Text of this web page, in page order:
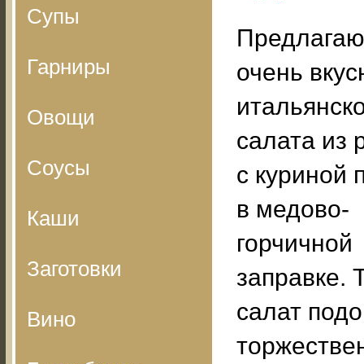
Супы
Гарниры
Овощи
Соусы
Каши
Заготовки
Вино
очень
салата из
с куриной
в медово-
горчичной
заправке.
салат